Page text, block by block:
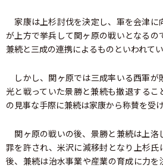
家康は上杉討伐を決定し、軍を会津に
が上方で挙兵して関ヶ原の戦いとなるの
兼続と三成の連携によるものといわれてい
しかし、関ヶ原では三成率いる西軍が
光と戦っていた景勝と兼続も撤退する
の見事な手際に兼続は家康から称賛を受け
関ヶ原の戦いの後、景勝と兼続は上洛
罪を許され、米沢に減移封となり上杉氏
後、兼続は治水事業や産業の育成に力を